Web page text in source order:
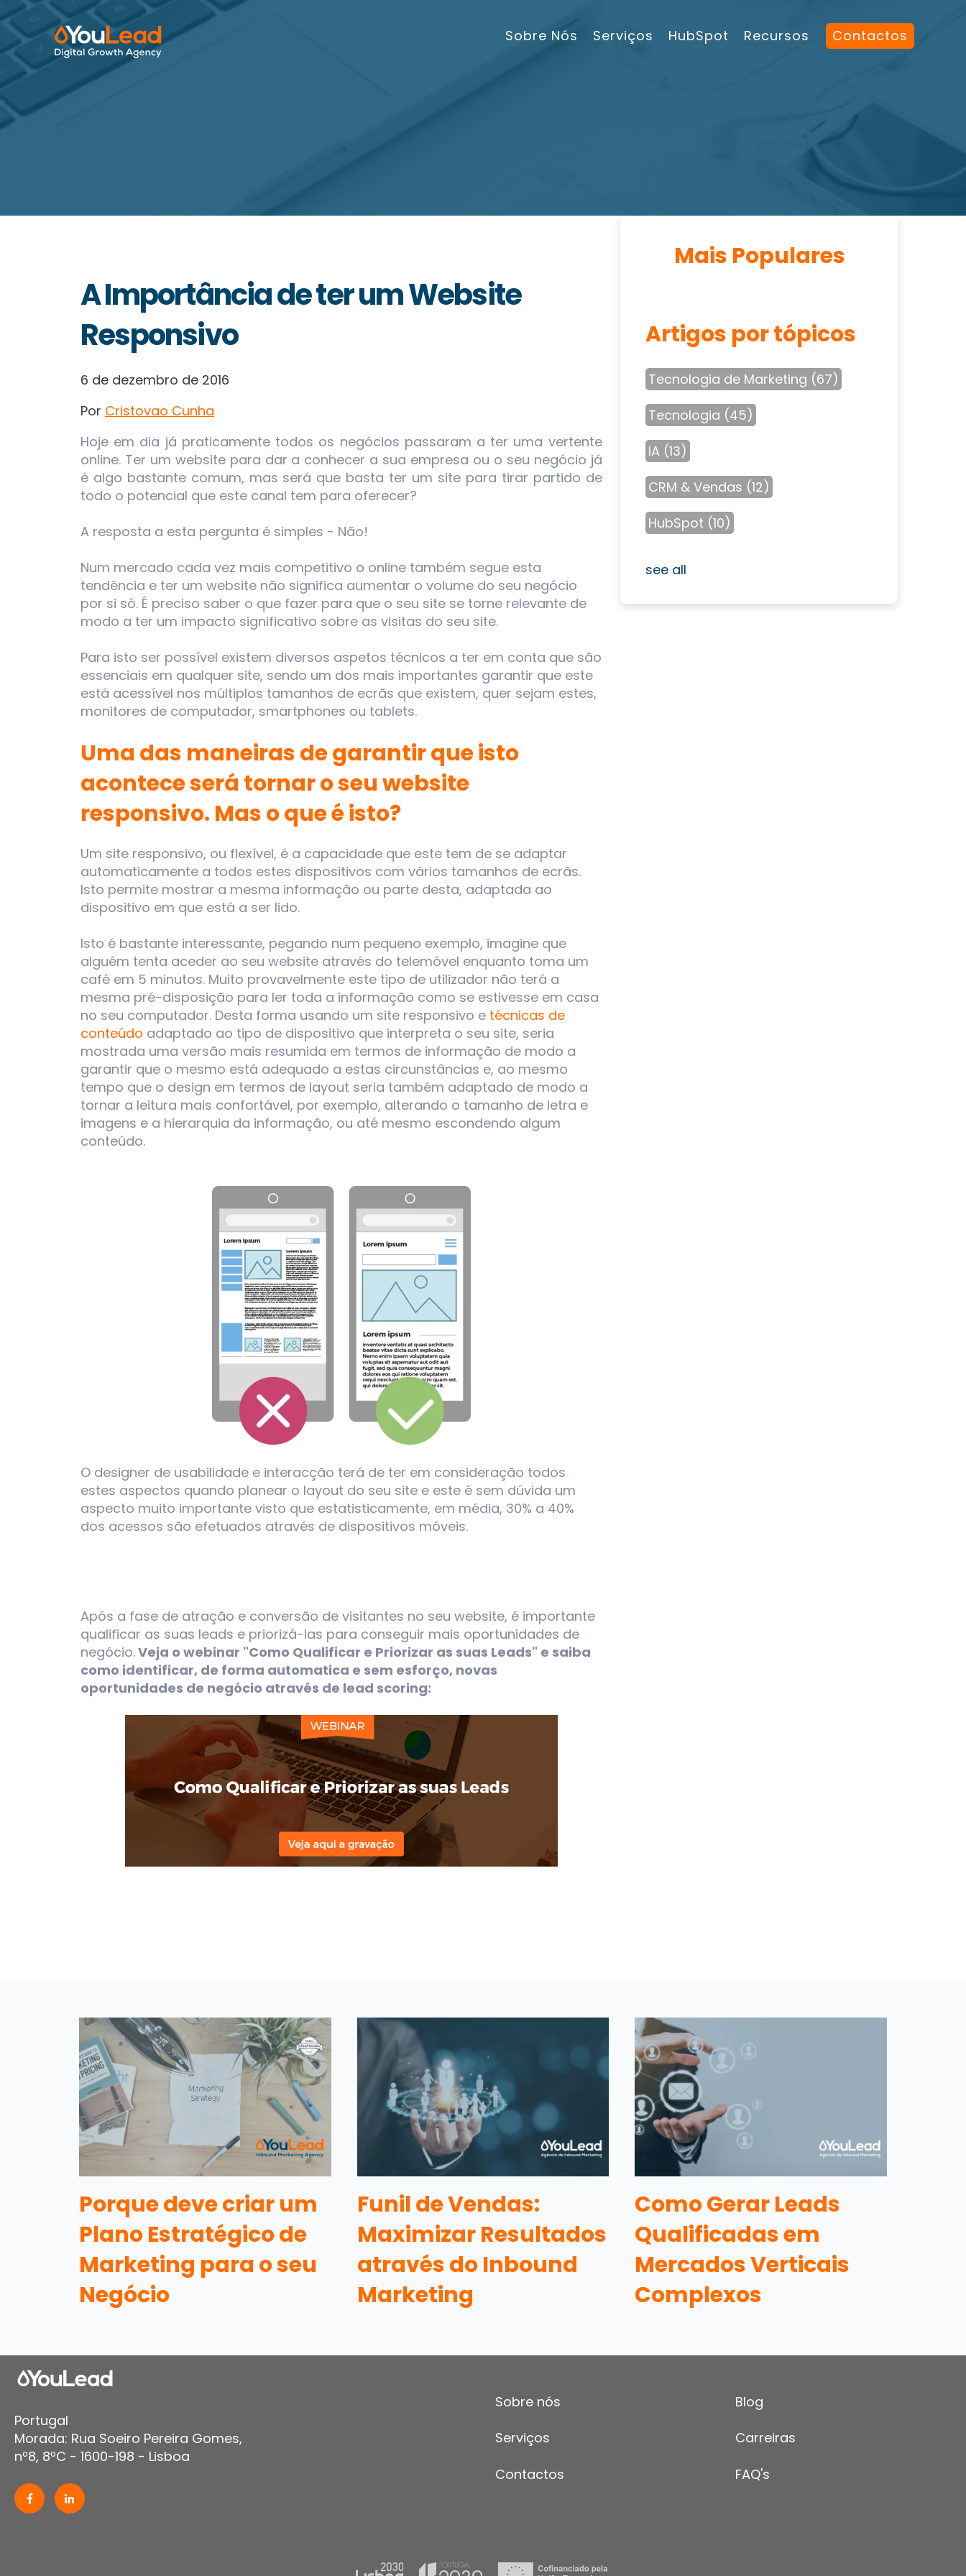
Sobre Nós Serviços HubSpot Recursos Contactos
A Importância de ter um Website
Responsivo
6 de dezembro de 2016
Por Cristovao Cunha
Hoje em dia já praticamente todos os negócios passaram a ter uma vertente
online. Ter um website para dar a conhecer a sua empresa ou o seu negócio já
é algo bastante comum, mas será que basta ter um site para tirar partido de
todo o potencial que este canal tem para oferecer?
A resposta a esta pergunta é simples - Não!
Num mercado cada vez mais competitivo o online também segue esta
tendência e ter um website não significa aumentar o volume do seu negócio
por si só. É preciso saber o que fazer para que o seu site se torne relevante de
modo a ter um impacto significativo sobre as visitas do seu site.
Para isto ser possível existem diversos aspetos técnicos a ter em conta que são
essenciais em qualquer site, sendo um dos mais importantes garantir que este
está acessível nos múltiplos tamanhos de ecrãs que existem, quer sejam estes,
monitores de computador, smartphones ou tablets.
Uma das maneiras de garantir que isto
acontece será tornar o seu website
responsivo. Mas o que é isto?
Um site responsivo, ou flexível, é a capacidade que este tem de se adaptar
automaticamente a todos estes dispositivos com vários tamanhos de ecrãs.
Isto permite mostrar a mesma informação ou parte desta, adaptada ao
dispositivo em que está a ser lido.
Isto é bastante interessante, pegando num pequeno exemplo, imagine que
alguém tenta aceder ao seu website através do telemóvel enquanto toma um
café em 5 minutos. Muito provavelmente este tipo de utilizador não terá a
mesma pré-disposição para ler toda a informação como se estivesse em casa
no seu computador. Desta forma usando um site responsivo e técnicas de
conteúdo adaptado ao tipo de dispositivo que interpreta o seu site, seria
mostrada uma versão mais resumida em termos de informação de modo a
garantir que o mesmo está adequado a estas circunstâncias e, ao mesmo
tempo que o design em termos de layout seria também adaptado de modo a
tornar a leitura mais confortável, por exemplo, alterando o tamanho de letra e
imagens e a hierarquia da informação, ou até mesmo escondendo algum
conteúdo.
O designer de usabilidade e interacção terá de ter em consideração todos
estes aspectos quando planear o layout do seu site e este é sem dúvida um
aspecto muito importante visto que estatisticamente, em média, 30% a 40%
dos acessos são efetuados através de dispositivos móveis.
Após a fase de atração e conversão de visitantes no seu website, é importante
qualificar as suas leads e priorizá-las para conseguir mais oportunidades de
negócio.Veja o webinar "Como Qualificar e Priorizar as suas Leads" e saiba
como identificar, de forma automatica e sem esforço, novas
oportunidades de negócio através de lead scoring:
Mais Populares
Artigos por tópicos
Tecnologia de Marketing (67)
Tecnologia (45)
IA (13)
CRM & Vendas (12)
HubSpot (10)
see all
Porque deve criar um
Plano Estratégico de
Marketing para o seu
Negócio
Funil de Vendas:
Maximizar Resultados
através do Inbound
Marketing
Como Gerar Leads
Qualificadas em
Mercados Verticais
Complexos
Portugal
Morada: Rua Soeiro Pereira Gomes,
nº8, 8ºC - 1600-198 - Lisboa
Sobre nós
Serviços
Contactos
Blog
Carreiras
FAQ's